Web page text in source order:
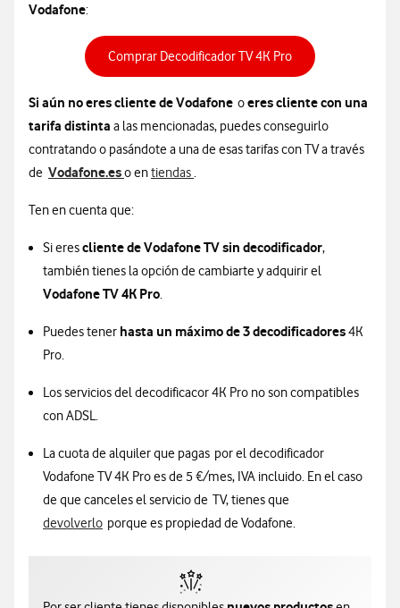
Vodafone:
Comprar Decodificador TV 4K ProAcceso a compra
Si aún no eres cliente de Vodafone oeres cliente con una
tarifa distinta a las mencionadas, puedes conseguirlo
contratando o pasándote a una de esas tarifas con TV a través
de Vodafone.eso entiendas.
Ten en cuenta que:
Si erescliente de Vodafone TV sin decodificador,
también tienes la opción de cambiarte y adquirir el
Vodafone TV 4K Pro.
Puedes tener hasta un máximo de 3 decodificadores4K
Pro.
Los servicios del decodificacor 4K Pro no son compatibles
con ADSL.
La cuota de alquiler que pagas por el decodificador
Vodafone TV 4K Pro es de 5 €/mes, IVA incluido. En el caso
de que canceles el servicio de TV, tienes que
devolverlo porque es propiedad de Vodafone.